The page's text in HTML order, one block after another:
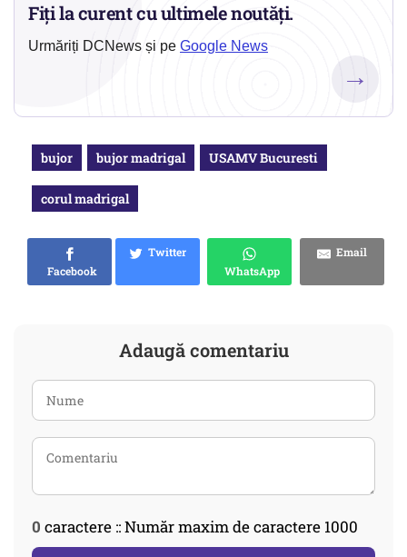
Fiți la curent cu ultimele noutăți.
Urmăriți DCNews și pe Google News
→
bujor bujor madrigal USAMV Bucuresti
corul madrigal
Facebook
Twitter
WhatsApp
Email
Adaugă comentariu
0 caractere :: Număr maxim de caractere 1000